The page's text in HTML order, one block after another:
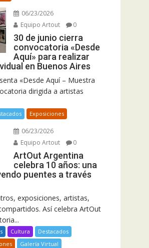
06/23/2026
Equipo Artout
0
30 de junio cierra
convocatoria «Desde
Aquí» para realizar
en Buenos Aires
«Desde Aquí – Muestra
dirigida a artistas
Exposiciones
06/23/2026
Equipo Artout
0
ArtOut Argentina
celebra 10 años: una
puentes a través
exposiciones, artistas,
Así celebra ArtOut
Cultura
Destacados
Galería Virtual